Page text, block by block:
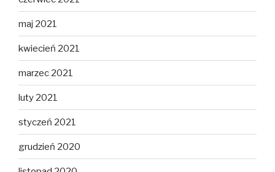
maj 2021
kwiecień 2021
marzec 2021
luty 2021
styczeń 2021
grudzień 2020